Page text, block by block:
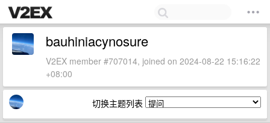
bauhiniacynosure
V2EX member #707014, joined on 2024-08-22 15:16:22
+08:00
切换主题列表